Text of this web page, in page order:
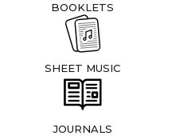
BOOKLETS
SHEET MUSIC
JOURNALS